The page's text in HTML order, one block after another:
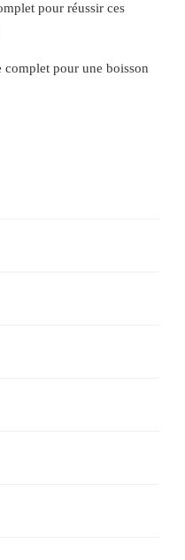
pour réussir ces
complet pour une boisson